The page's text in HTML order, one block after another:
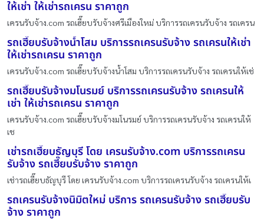
ให้เช่า ให้เช่ารถเครน ราคาถูก
เครนรับจ้าง.com รถเฮี๊ยบรับจ้างศรีเมืองใหม่ บริการรถเครนรับจ้าง รถเครน
รถเฮี๊ยบรับจ้างน้ำโสม บริการรถเครนรับจ้าง รถเครนให้เช่า
ให้เช่ารถเครน ราคาถูก
เครนรับจ้าง.com รถเฮี๊ยบรับจ้างน้ำโสม บริการรถเครนรับจ้าง รถเครนให้เช่
รถเฮี๊ยบรับจ้างมโนรมย์ บริการรถเครนรับจ้าง รถเครนให้
เช่า ให้เช่ารถเครน ราคาถูก
เครนรับจ้าง.com รถเฮี๊ยบรับจ้างมโนรมย์ บริการรถเครนรับจ้าง รถเครนให้
เช
เช่ารถเฮี๊ยบธัญบุรี โดย เครนรับจ้าง.com บริการรถเครน
รับจ้าง รถเฮี๊ยบรับจ้าง ราคาถูก
เช่ารถเฮี๊ยบธัญบุรี โดย เครนรับจ้าง.com บริการรถเครนรับจ้าง รถเครนให้เ
รถเครนรับจ้างนิมิตใหม่ บริการ รถเครนรับจ้าง รถเฮี๊ยบรับ
จ้าง ราคาถูก